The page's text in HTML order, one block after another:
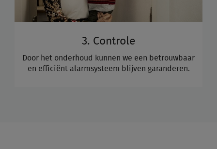
3. Controle
Door het onderhoud kunnen we een betrouwbaar
en efficiënt alarmsysteem blijven garanderen.